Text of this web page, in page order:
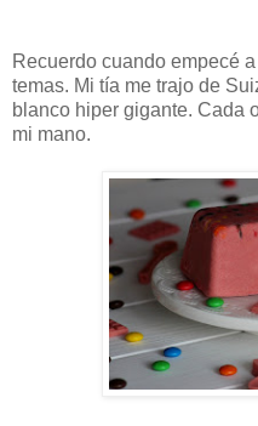
Recuerdo cuando empecé
temas. Mi tía me trajo de
blanco hiper gigante. Cada
mi mano.